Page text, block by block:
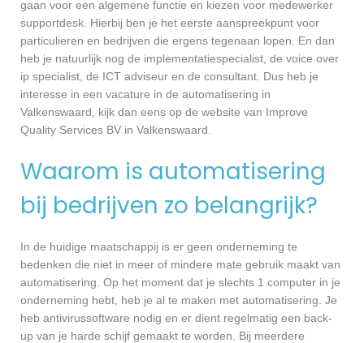
gaan voor een algemene functie en kiezen voor medewerker
supportdesk. Hierbij ben je het eerste aanspreekpunt voor
particulieren en bedrijven die ergens tegenaan lopen. En dan
heb je natuurlijk nog de implementatiespecialist, de voice over
ip specialist, de ICT adviseur en de consultant. Dus heb je
interesse in een vacature in de automatisering in
Valkenswaard, kijk dan eens op de website van Improve
Quality Services BV in Valkenswaard.
Waarom is automatisering
bij bedrijven zo belangrijk?
In de huidige maatschappij is er geen onderneming te
bedenken die niet in meer of mindere mate gebruik maakt van
automatisering. Op het moment dat je slechts 1 computer in je
onderneming hebt, heb je al te maken met automatisering. Je
heb antivirussoftware nodig en er dient regelmatig een back-
up van je harde schijf gemaakt te worden. Bij meerdere